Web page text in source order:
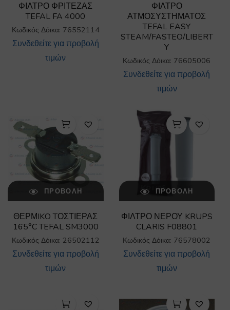
ΦΙΛΤΡΟ ΦΡΙΤΕΖΑΣ
TEFAL FA 4000
Κωδικός Δόικα: 76552114
Συνδεθείτε για προβολή
τιμών
ΦΙΛΤΡΟ
ΑΤΜΟΣΥΣΤΗΜΑΤΟΣ
TEFAL EASY
STEAM/FASTEO/LIBERT
Y
Κωδικός Δόικα: 76605006
Συνδεθείτε για προβολή
τιμών
ΠΡΟΒΟΛΉ
ΘΕΡΜIKO TΟΣΤΙΕΡΑΣ
165°C TEFAL SM3000
Κωδικός Δόικα: 26502112
Συνδεθείτε για προβολή
τιμών
ΠΡΟΒΟΛΉ
ΦΙΛΤΡΟ ΝΕΡΟΥ KRUPS
CLARIS F08801
Κωδικός Δόικα: 76578002
Συνδεθείτε για προβολή
τιμών